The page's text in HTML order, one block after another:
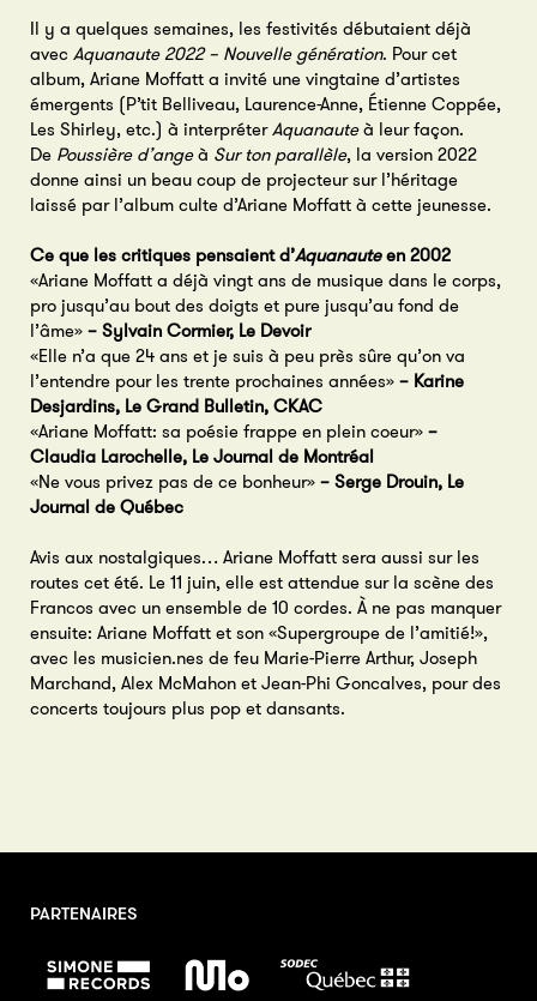
Il y a quelques semaines, les festivités débutaient déjà
avec Aquanaute 2022 – Nouvelle génération. Pour cet
album, Ariane Moffatt a invité une vingtaine d’artistes
émergents (P’tit Belliveau, Laurence-Anne, Étienne Coppée,
Les Shirley, etc.) à interpréterAquanauteà leur façon.
De Poussière d’angeà Sur ton parallèle, la version 2022
donne ainsi un beau coup de projecteur sur l’héritage
laissé par l’album culte d’Ariane Moffatt à cette jeunesse.
Ce que les critiques pensaient d’Aquanauteen 2002
«Ariane Moffatt a déjà vingt ans de musique dans le corps,
pro jusqu’au bout des doigts et pure jusqu’au fond de
l’âme» – Sylvain Cormier, Le Devoir
«Elle n’a que 24 ans et je suis à peu près sûre qu’on va
l’entendre pour les trente prochaines années» – Karine
Desjardins, Le Grand Bulletin, CKAC
«Ariane Moffatt: sa poésie frappe en plein coeur» –
Claudia Larochelle, Le Journal de Montréal
«Ne vous privez pas de ce bonheur» – Serge Drouin, Le
Journal de Québec
Avis aux nostalgiques… Ariane Moffatt sera aussi sur les
routes cet été. Le 11 juin, elle est attendue sur la scène des
Francos avec un ensemble de 10 cordes. À ne pas manquer
ensuite: Ariane Moffatt et son «Supergroupe de l’amitié!»,
avec les musicien.nes de feu Marie-Pierre Arthur, Joseph
Marchand, Alex McMahon et Jean-Phi Goncalves, pour des
concerts toujours plus pop et dansants.
PARTENAIRES